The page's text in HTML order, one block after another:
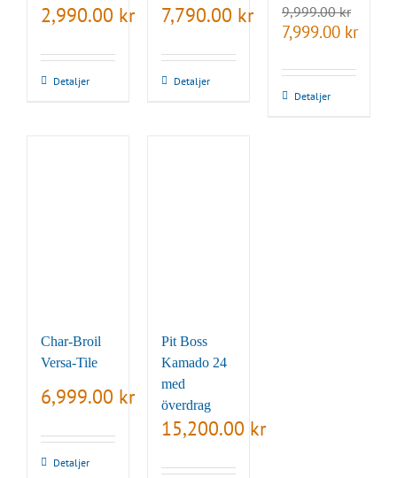
2,990.00 kr
Detaljer
7,790.00 kr
Detaljer
9,999.00kr
Det
ursprungliga
var:
9,999.00 kr.
7,999.00 krDet
Detaljer
Char-Broil
Versa-Tile
6,999.00 kr
Detaljer
Pit Boss
Kamado 24
med
överdrag
15,200.00 kr